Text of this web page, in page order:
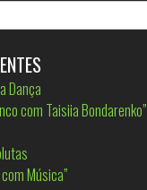
Dança
com Taisiia Bondarenko”
Música”